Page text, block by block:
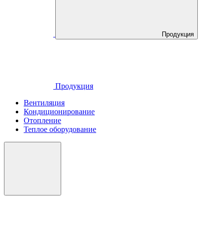
Продукция
Продукция
Вентиляция
Кондиционирование
Отопление
Теплое оборудование